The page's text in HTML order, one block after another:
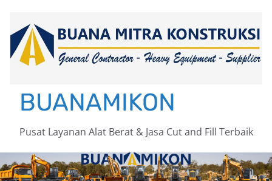
content
BUANAMIKON
Pusat Layanan Alat Berat & Jasa Cut and Fill Terbaik